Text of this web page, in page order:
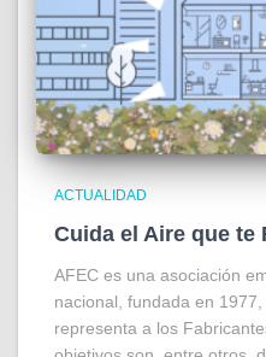
ACTUALIDAD
Cuida el Aire que te
AFEC es una asociación
nacional, fundada en
representa a los